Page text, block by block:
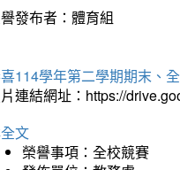
發布者：體育組
114學年第二學期期末、
連結網址：https://
文
榮譽事項：全校競賽